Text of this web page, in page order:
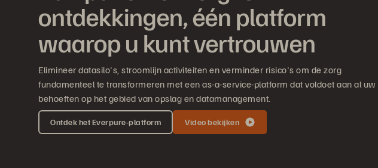
ontdekkingen, één platform
waarop u kunt vertrouwen
Elimineer datasilo's, stroomlijn activiteiten en verminder risico's om de zorg
fundamenteel te transformeren met een as-a-service-platform dat voldoet aan al uw
behoeften op het gebied van opslag en datamanagement.
Ontdek het Everpure-platform Video bekijken